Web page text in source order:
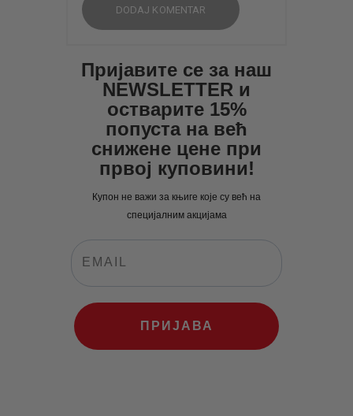
Пријавите се за наш
NEWSLETTER и
остварите 15%
попуста на већ
снижене цене при
првој куповини!
Купон не важи за књиге које су већ на
специјалним акцијама
ПРИЈАВА